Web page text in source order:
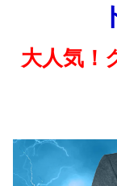
大人気！